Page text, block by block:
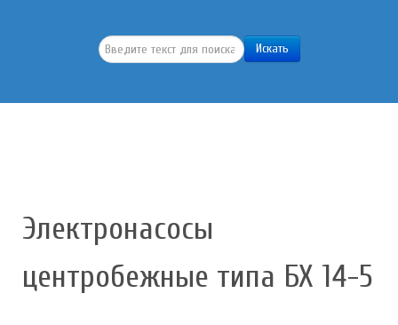
Искать... Искать
Электронасосы
центробежные типа БХ 14-5